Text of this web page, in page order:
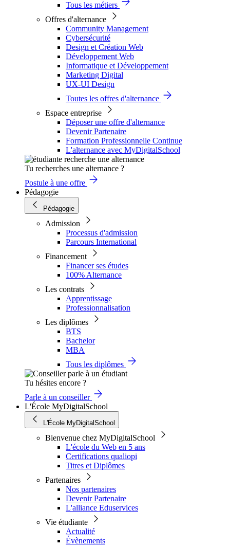
Tous les métiers
Offres d'alternance
Community Management
Cybersécurité
Design et Création Web
Développement Web
Informatique et Développement
Marketing Digital
UX-UI Design
Toutes les offres d'alternance
Espace entreprise
Déposer une offre d'alternance
Devenir Partenaire
Formation Professionnelle Continue
L'alternance avec MyDigitalSchool
Tu recherches une alternance ?
Postule à une offre
Pédagogie
Pédagogie
Admission
Processus d'admission
Parcours International
Financement
Financer ses études
100% Alternance
Les contrats
Apprentissage
Professionnalisation
Les diplômes
BTS
Bachelor
MBA
Tous les diplômes
Tu hésites encore ?
Parle à un conseiller
L'École MyDigitalSchool
L'École MyDigitalSchool
Bienvenue chez MyDigitalSchool
L'école du Web en 5 ans
Certifications qualiopi
Titres et Diplômes
Partenaires
Nos partenaires
Devenir Partenaire
L'alliance Eduservices
Vie étudiante
Actualité
Évènements